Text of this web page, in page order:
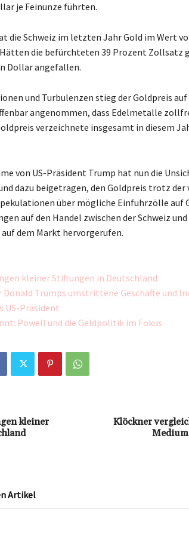
je Feinunze führten.
die Schweiz im letzten Jahr Gold im Wert
die befürchteten 39 Prozent Zollsatz
Dollar angefallen.
und Turbulenzen stieg der Goldpreis auf
angenommen, dass Edelmetalle
verzeichnete insgesamt in diesem
von US-Präsident Trump hat nun die
dazu beigetragen, den Goldpreis trotz der
über mögliche Einfuhrzölle auf
auf den Handel zwischen der Schweiz und
dem Markt hervorgerufen.
kleiner Stiftungen in Deutschland
Donald Trumps umstrittene Geschäfte und
US-Präsident
Powell und die Geldpolitik im Fokus
kleiner
Klöckner
Artikel